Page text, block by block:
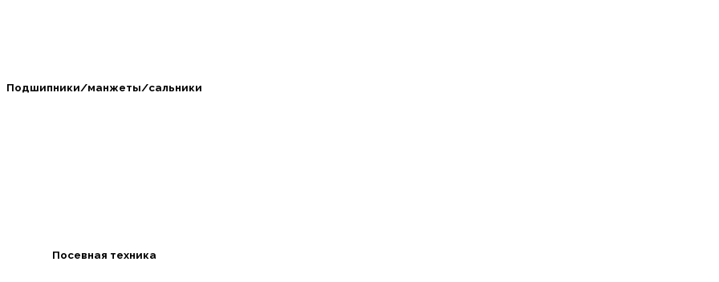
Подшипники/манжеты/сальники
Посевная техника